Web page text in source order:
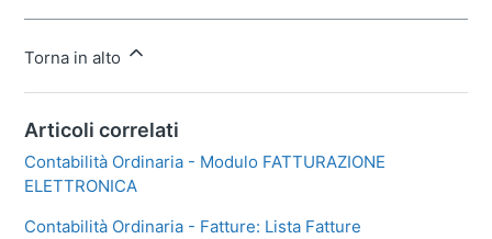
Torna in alto
Articoli correlati
Contabilità Ordinaria - Modulo FATTURAZIONE
ELETTRONICA
Contabilità Ordinaria - Fatture: Lista Fatture